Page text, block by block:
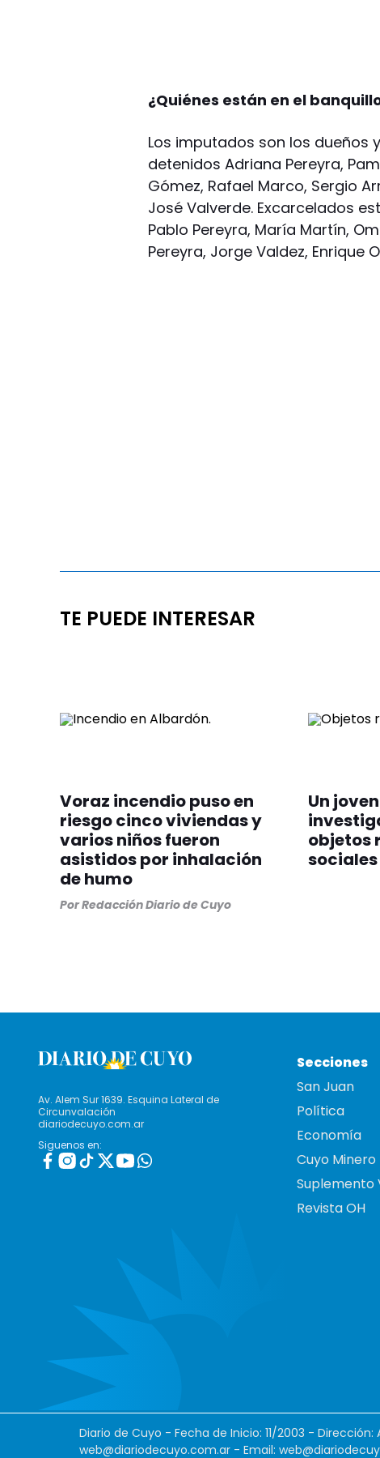
¿Quiénes están en el
Los imputados son los dueños
detenidos Adriana Pereyra,
Gómez, Rafael Marco, Sergio
José Valverde. Excarcelados
Pablo Pereyra, María Martín,
Pereyra, Jorge Valdez, Enrique
TE PUEDE INTERESAR
Voraz incendio puso en
riesgo cinco viviendas y
varios niños fueron
asistidos por inhalación
de humo
PorRedacción Diario de Cuyo
Un
objetos
sociales
Av. Alem Sur 1639. Esquina Lateral de
Circunvalación
diariodecuyo.com.ar
Siguenos en:
Secciones
San Juan
Política
Economía
Cuyo Minero
Suplemento
Revista OH
Diario de Cuyo - Fecha de Inicio: 11/2003 -
web@diariodecuyo.com.ar - Email: